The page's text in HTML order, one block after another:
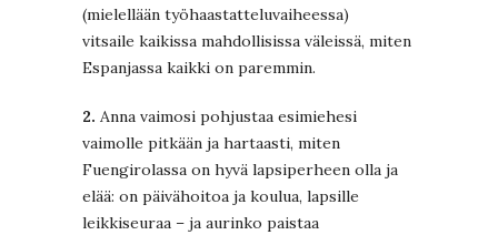
(mielellään työhaastatteluvaiheessa)
vitsaile kaikissa mahdollisissa väleissä, miten
Espanjassa kaikki on paremmin.
2. Anna vaimosi pohjustaa esimiehesi
vaimolle pitkään ja hartaasti, miten
Fuengirolassa on hyvä lapsiperheen olla ja
elää: on päivähoitoa ja koulua, lapsille
leikkiseuraa – ja aurinko paistaa